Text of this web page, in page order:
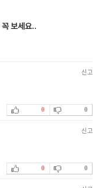
보세요..
신고
0 0
신고
0 0